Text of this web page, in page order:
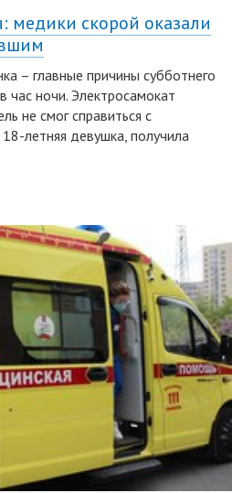
медики скорой оказали
– главные причины субботнего
ночи. Электросамокат
не смог справиться с
летняя девушка, получила